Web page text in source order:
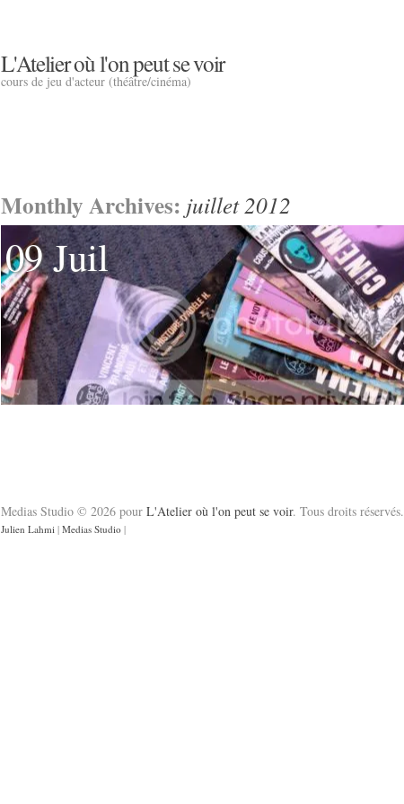
L'Atelier où l'on peut se voir
cours de jeu d'acteur (théâtre/cinéma)
Monthly Archives: juillet 2012
09 Juil
Medias Studio © 2026 pour L'Atelier où l'on peut se voir. Tous droits réservés.
Julien Lahmi | Medias Studio |